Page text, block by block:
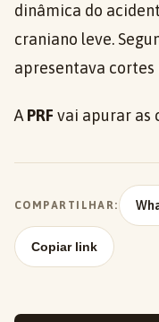
dinâmica do
craniano leve.
apresentava cortes
A PRF vai apurar as
COMPARTILHAR:
Copiar link